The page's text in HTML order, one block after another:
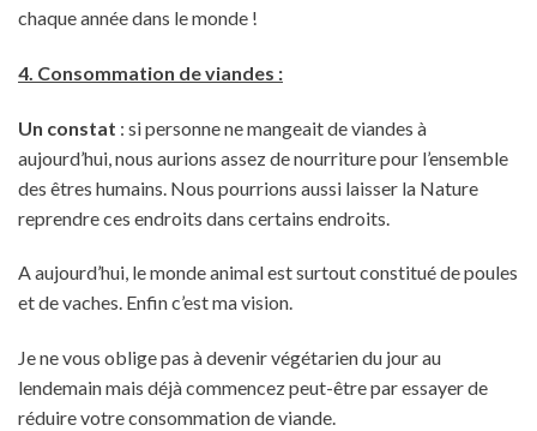
chaque année dans le monde !
4. Consommation de viandes :
Un constat : si personne ne mangeait de viandes à
aujourd’hui, nous aurions assez de nourriture pour l’ensemble
des êtres humains. Nous pourrions aussi laisser la Nature
reprendre ces endroits dans certains endroits.
A aujourd’hui, le monde animal est surtout constitué de poules
et de vaches. Enfin c’est ma vision.
Je ne vous oblige pas à devenir végétarien du jour au
lendemain mais déjà commencez peut-être par essayer de
réduire votre consommation de viande.